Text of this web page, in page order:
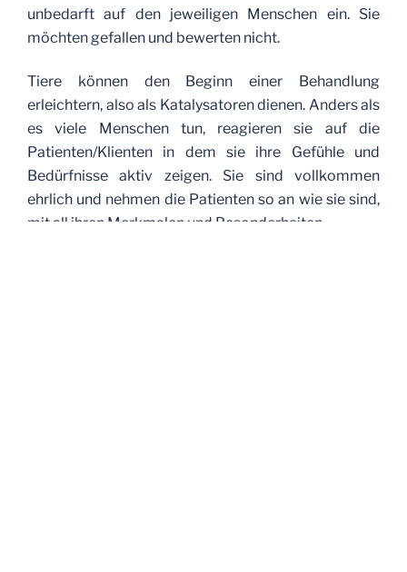
unbedarft auf den jeweiligen Menschen ein. Sie
möchten gefallen und bewerten nicht.
Tiere können den Beginn einer Behandlung
erleichtern, also als Katalysatoren dienen. Anders als
es viele Menschen tun, reagieren sie auf die
Patienten/Klienten in dem sie ihre Gefühle und
Bedürfnisse aktiv zeigen. Sie sind vollkommen
ehrlich und nehmen die Patienten so an wie sie sind,
mit all ihren Merkmalen und Besonderheiten.